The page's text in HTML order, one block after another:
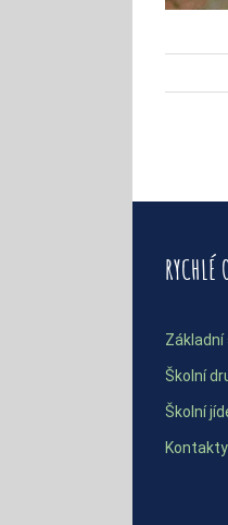
RYCHLÉ
Základní
Školní
Školní
Kontakty